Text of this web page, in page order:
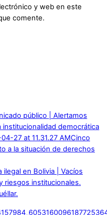
y web en este
comente.
público | Alertamos
democrática
Cinco
a la situación de derechos
ilegal en Bolivia | Vacíos
riesgos institucionales.